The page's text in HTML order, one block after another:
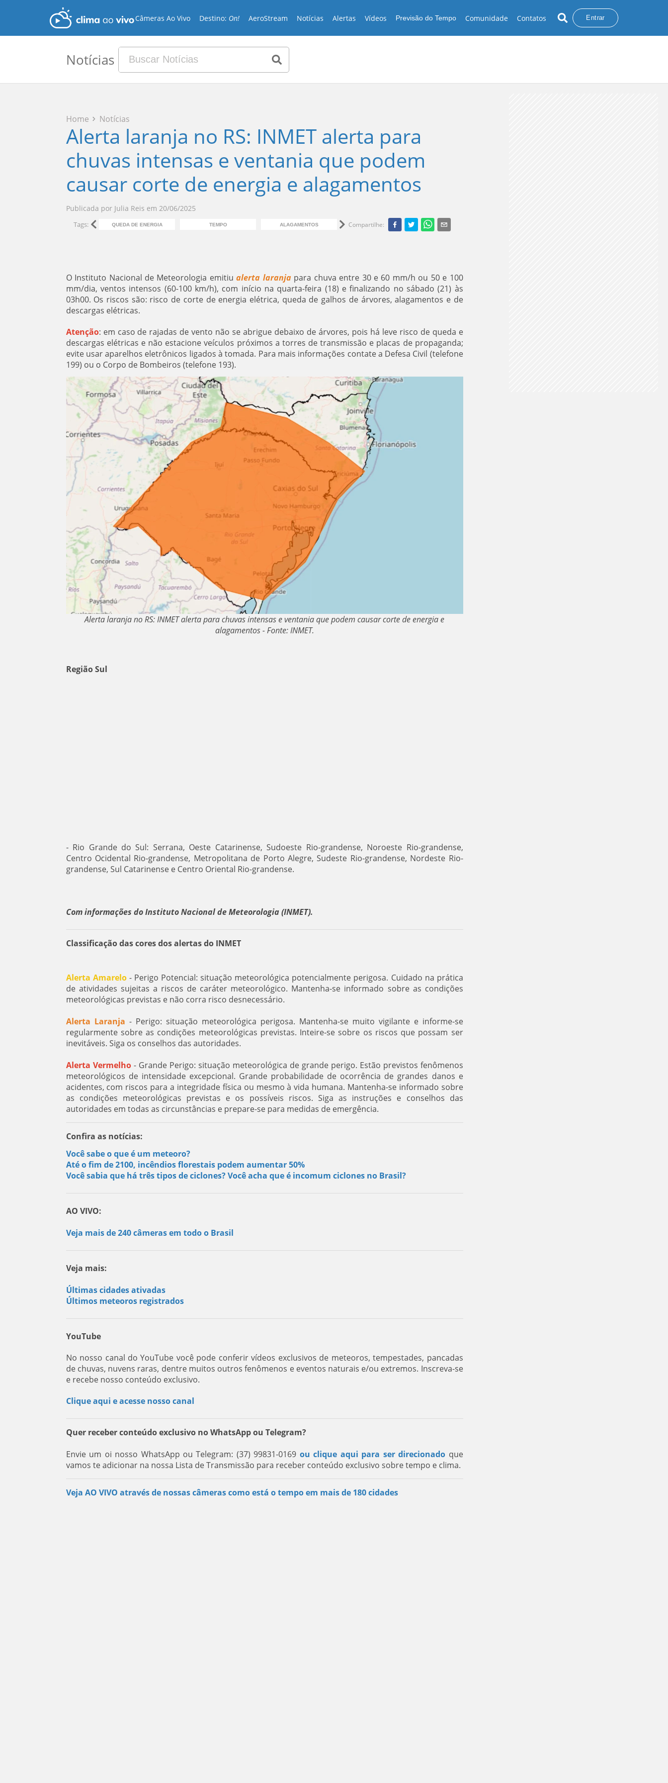
Câmeras Ao Vivo Destino: On! AeroStream Notícias Alertas Vídeos Previsão do Tempo Comunidade Contatos Entrar
Notícias
Home Notícias
Alerta laranja no RS: INMET alerta para
chuvas intensas e ventania que podem
causar corte de energia e alagamentos
Publicada por Julia Reis em 20/06/2025
Tags: QUEDA DE ENERGIA TEMPO ALAGAMENTOS ALERTA NO SUL CLIMA NO SUL
Compartilhe:
O Instituto Nacional de Meteorologia emitiualerta laranjapara chuva entre 30 e 60 mm/h ou 50 e 100
mm/dia, ventos intensos (60-100 km/h), com início na quarta-feira (18) e finalizando no sábado (21) às
03h00. Os riscos são: risco de corte de energia elétrica, queda de galhos de árvores, alagamentos e de
descargas elétricas.
Atenção: em caso de rajadas de vento não se abrigue debaixo de árvores, pois há leve risco de queda e
descargas elétricas e não estacione veículos próximos a torres de transmissão e placas de propaganda;
evite usar aparelhos eletrônicos ligados à tomada. Para mais informações contate a Defesa Civil (telefone
199) ou o Corpo de Bombeiros (telefone 193).
Alerta laranja no RS: INMET alerta para chuvas intensas e ventania que podem causar corte de energia e
alagamentos - Fonte: INMET.
Região Sul
- Rio Grande do Sul: Serrana, Oeste Catarinense, Sudoeste Rio-grandense, Noroeste Rio-grandense,
Centro Ocidental Rio-grandense, Metropolitana de Porto Alegre, Sudeste Rio-grandense, Nordeste Rio-
grandense, Sul Catarinense e Centro Oriental Rio-grandense.
Com informações do Instituto Nacional de Meteorologia (INMET).
Classificação das cores dos alertas do INMET
Alerta Amarelo- Perigo Potencial: situação meteorológica potencialmente perigosa. Cuidado na prática
de atividades sujeitas a riscos de caráter meteorológico. Mantenha-se informado sobre as condições
meteorológicas previstas e não corra risco desnecessário.
Alerta Laranja - Perigo: situação meteorológica perigosa. Mantenha-se muito vigilante e informe-se
regularmente sobre as condições meteorológicas previstas. Inteire-se sobre os riscos que possam ser
inevitáveis. Siga os conselhos das autoridades.
Alerta Vermelho- Grande Perigo: situação meteorológica de grande perigo. Estão previstos fenômenos
meteorológicos de intensidade excepcional. Grande probabilidade de ocorrência de grandes danos e
acidentes, com riscos para a integridade física ou mesmo à vida humana. Mantenha-se informado sobre
as condições meteorológicas previstas e os possíveis riscos. Siga as instruções e conselhos das
autoridades em todas as circunstâncias e prepare-se para medidas de emergência.
Confira as notícias:
Você sabe o que é um meteoro?
Até o fim de 2100, incêndios florestais podem aumentar 50%
Você sabia que há três tipos de ciclones? Você acha que é incomum ciclones no Brasil?
AO VIVO:
Veja mais de 240 câmeras em todo o Brasil
Veja mais:
Últimas cidades ativadas
Últimos meteoros registrados
YouTube
No nosso canal do YouTube você pode conferir vídeos exclusivos de meteoros, tempestades, pancadas
de chuvas, nuvens raras, dentre muitos outros fenômenos e eventos naturais e/ou extremos. Inscreva-se
e recebe nosso conteúdo exclusivo.
Clique aqui e acesse nosso canal
Quer receber conteúdo exclusivo no WhatsApp ou Telegram?
Envie um oi nosso WhatsApp ou Telegram: (37) 99831-0169 ou clique aqui para ser direcionado que
vamos te adicionar na nossa Lista de Transmissão para receber conteúdo exclusivo sobre tempo e clima.
Veja AO VIVO através de nossas câmeras como está o tempo em mais de 180 cidades